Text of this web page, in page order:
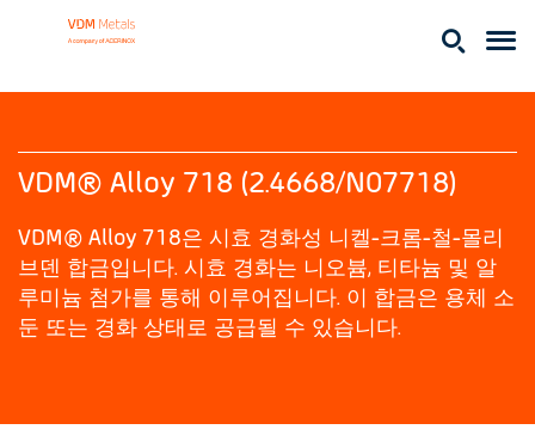
VDM® Alloy 718 (2.4668/N07718)
VDM® Alloy 718은 시효 경화성 니켈-크롬-철-몰리
브덴 합금입니다. 시효 경화는 니오븀, 티타늄 및 알
루미늄 첨가를 통해 이루어집니다. 이 합금은 용체 소
둔 또는 경화 상태로 공급될 수 있습니다.